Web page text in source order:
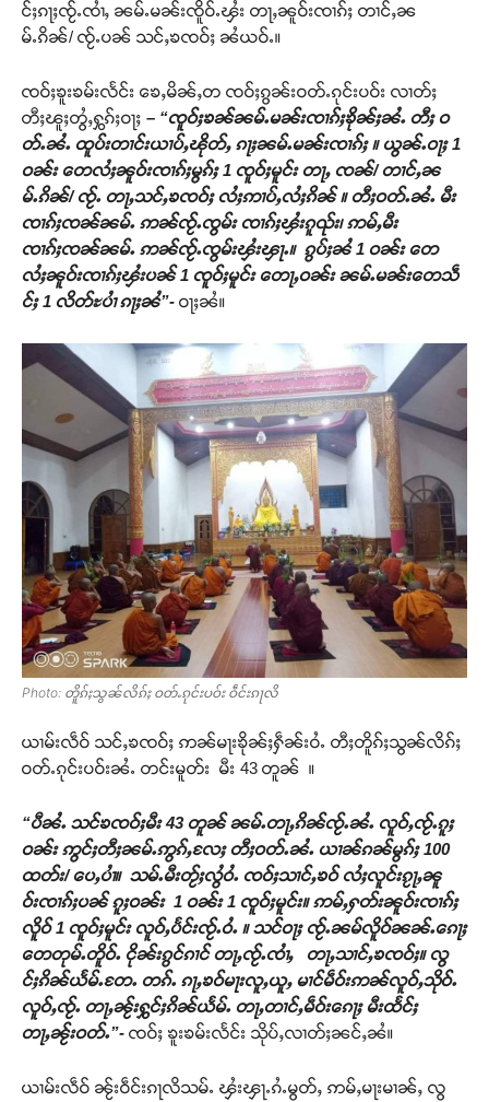
င်ႈၵႃႈၸႂ်ႉၸၢႆႇ ၼမ်ႉမၼ်းၸိူဝ်ႉၾႆး တႃႇၼူဝ်းၸၢၵ်ႈ တၢင်ႇၼ
မ်ႉၵိၼ်/ ၸႂ်ႉပၼ် သင်ႇၶၸဝ်ႈ ၼႆယဝ်ႉ။
ၸဝ်ႈၶူးၶမ်းလႅင်း ၶေႇမိၼ်ႇတ ၸဝ်ႈၵွၼ်းဝတ်ႉၵုင်းပဝ်း လၢတ်ႈ
တီႈၽူႈတွႆႇႁွၵ်ႈဝႃႈ – “ၸူဝ်ႈၶၼ်ၼမ်ႉမၼ်းၸၢၵ်ႈၶိုၼ်ႈၼႆႉ တီႈ ဝ
တ်ႉၼႆႉ ထူပ်းတၢင်းယၢပ်ႇၽိုတ်ႇ ၵႃႈၼမ်ႉမၼ်းၸၢၵ်ႈ ။ ယွၼ်ႉဝႃႈ 1
ဝၼ်း တေလႆႈၼူဝ်းၸၢၵ်ႈမွၵ်ႈ 1 ၸူဝ်ႈမူင်း တႃႇ ၸၼ်/ တၢင်ႇၼ
မ်ႉၵိၼ်/ ၸႂ်ႉ တႃႇသင်ႇၶၸဝ်ႈ လႆႈဢၢပ်ႇလႆႈၵိၼ် ။ တီႈဝတ်ႉၼႆႉ မီး
ၸၢၵ်ႈၸၼ်ၼမ်ႉ ဢၼ်ၸႂ်ႉၸွမ်း ၸၢၵ်ႈၾႆးၵူၺ်း၊ ဢမ်ႇမီး
ၸၢၵ်ႈၸၼ်ၼမ်ႉ ဢၼ်ၸႂ်ႉၸွမ်းၾႆးၾႃႉ။ ၵွပ်ႈၼႆ 1 ဝၼ်း တေ
လႆႈၼူဝ်းၸၢၵ်ႈၾႆးပၼ် 1 ၸူဝ်ႈမူင်း တေႃႇဝၼ်း ၼမ်ႉမၼ်းတေသဵ
င်ႈ 1 လိတ်ႊပၢႆ ၵႃႈၼႆ”- ဝႃႈၼႆ။
Photo: တိူၵ်ႈသွၼ်လိၵ်ႈ ဝတ်ႉၵုင်းပဝ်း ဝဵင်းၵႃလိ
ယၢမ်းလဵဝ် သင်ႇၶၸဝ်ႈ ဢၼ်မႃးၶိုၼ်ႈႁဵၼ်းဝႆႉ တီႈတိူၵ်ႈသွၼ်လိၵ်ႈ
ဝတ်ႉၵုင်းပဝ်းၼႆႉ တင်းမူတ်း မီး 43 တူၼ် ။
“ပီၼႆႉ သင်ၶၸဝ်ႈမီး 43 တူၼ် ၼမ်ႉတႃႇၵိၼ်ၸႂ်ႉၼႆႉ လူဝ်ႇၸႂ်ႉၵူႈ
ဝၼ်း ဢွင်ႈတီႈၼမ်ႉဢွၵ်ႇလႄႈ တီႈဝတ်ႉၼႆႉ ယၢၼ်ၵၼ်မွၵ်ႈ 100
ထတ်း/ ပေႇပၢႆ။ သမ်ႉမီးတႂ်ႈလွႆဝႆႉ ၸဝ်ႈသၢင်ႇၶဝ် လႆႈလူင်းၵႂႃႇၼူ
ဝ်းၸၢၵ်ႈပၼ် ၵူႈဝၼ်း 1 ဝၼ်း 1 ၸူဝ်ႈမူင်း။ ဢမ်ႇႁတ်းၼူဝ်းၸၢၵ်ႈ
လိူဝ် 1 ၸူဝ်ႈမူင်း လူဝ်ႇပႅင်းၸႂ်ႉဝႆႉ ။ သင်ဝႃႈ ၸႂ်ႉၼမ်လိူဝ်ၼၼ်ႉၵေႃႈ
တေတုမ်ႉတိူဝ်ႉ ငိုၼ်းၵွင်ၵၢင် တႃႇၸႂ်ႉၸၢႆႇ တႃႇသၢင်ႇၶၸဝ်ႈ။ လွ
င်ႈၵိၼ်ယႅမ်ႉတႄႉ တၵ်ႉ ၵႃႇၶဝ်မႃးလူႇယူႇ မၢင်မဵဝ်းဢၼ်လူဝ်ႇသိုဝ်ႉ
လူဝ်ႇၸႂ်ႉ တႃႇၼႂ်းႁွင်ႈၵိၼ်ယႅမ်ႉ တႃႇတၢင်ႇမဵဝ်းၵေႃႈ မီးထႅင်ႈ
တႃႇၼႂ်းဝတ်ႉ”- ၸဝ်ႈ ၶူးၶမ်းလႅင်း သိုပ်ႇလၢတ်ႈၼင်ႇၼႆ။
ယၢမ်းလဵဝ် ၼႂ်းဝဵင်းၵႃလိသမ်ႉ ၾႆးၾႃႉၵႆႉမွတ်ႇ ဢမ်ႇမႃးမၢၼ်ႇ လွ